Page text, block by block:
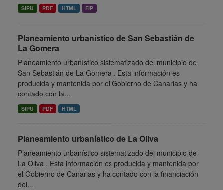
SIPU PDF HTML FIP
Planeamiento urbanístico de San Sebastián de
La Gomera
Planeamiento urbanístico sistematizado del municipio de
San Sebastián de La Gomera . Esta información es
producida y mantenida por el Gobierno de Canarias y ha
contado con la...
SIPU PDF HTML
Planeamiento urbanístico de La Oliva
Planeamiento urbanístico sistematizado del municipio de
La Oliva . Esta información es producida y mantenida por
el Gobierno de Canarias y ha contado con la financiación
del...